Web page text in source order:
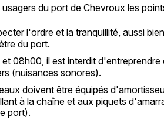
du port de Chevroux les
l'ordre et la tranquillité, aussi
du port.
08h00, il est interdit
(nuisances sonores).
doivent être équipés
à la chaîne et aux piquets
port).